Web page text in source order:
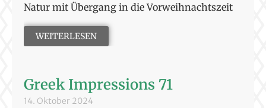
Natur mit Übergang in die Vorweihnachtszeit
WEITERLESEN
Greek Impressions 71
14. Oktober 2024